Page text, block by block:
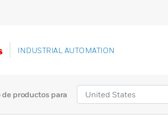
INDUSTRIAL AUTOMATION
productos para